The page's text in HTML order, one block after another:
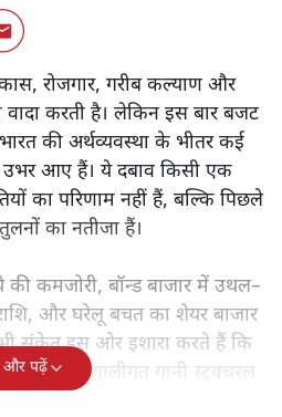
रोजगार, गरीब कल्याण और
करती है। लेकिन इस बार बजट
की अर्थव्यवस्था के भीतर कई
आए हैं। ये दबाव किसी एक
का परिणाम नहीं हैं, बल्कि पिछले
का नतीजा हैं।
कमजोरी, बॉन्ड बाजार में उथल–
और घरेलू बचत का शेयर बाजार
संकेत इस ओर इशारा करते हैं कि
और प्रणालीगत यानी स्ट्रक्चरल
और पढ़ें